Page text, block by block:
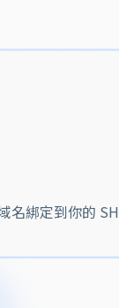
名綁定到你的